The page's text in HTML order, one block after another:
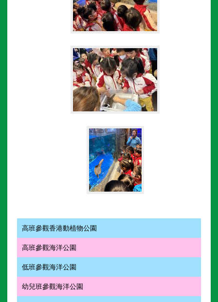
高班參觀香港動植物公園
高班參觀海洋公園
低班參觀海洋公園
幼兒班參觀海洋公園